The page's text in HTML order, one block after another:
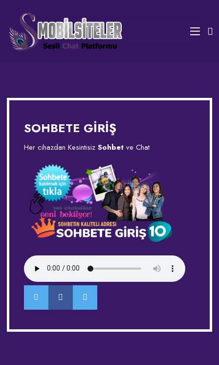
SOHBETE GİRİŞ
Her cihazdan Kesintisiz Sohbet ve Chat